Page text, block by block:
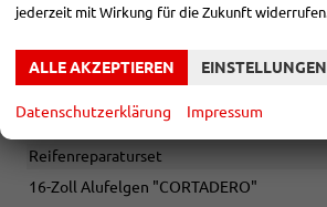
Außenspiegel in Wagenfarbe
RÄDER & TECHNIK
Reifenreparaturset
16-Zoll Alufelgen "CORTADERO"
jederzeit mit Wirkung für die Zukunft widerrufen.
ALLE AKZEPTIEREN EINSTELLUNGEN
Datenschutzerklärung Impressum